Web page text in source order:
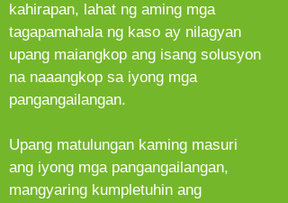
kahirapan, lahat ng aming mga
tagapamahala ng kaso ay nilagyan
upang maiangkop ang isang solusyon
na naaangkop sa iyong mga
pangangailangan.
Upang matulungan kaming masuri
ang iyong mga pangangailangan,
mangyaring kumpletuhin ang